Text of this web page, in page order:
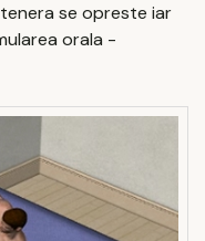
se opreste iar
orala -